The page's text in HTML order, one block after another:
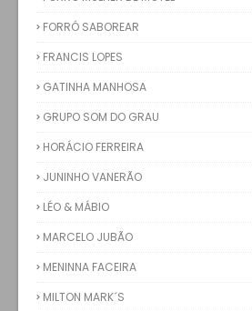
FORRÓ SABOREAR
FRANCIS LOPES
GATINHA MANHOSA
GRUPO SOM DO GRAU
HORÁCIO FERREIRA
JUNINHO VANERÃO
LÉO & MÁBIO
MARCELO JUBÃO
MENINNA FACEIRA
MILTON MARK´S